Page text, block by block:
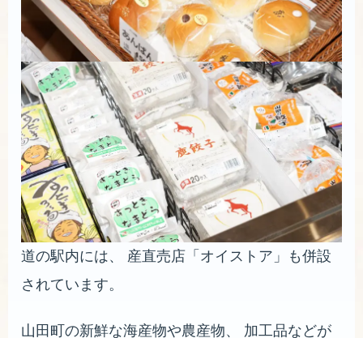
道の駅内には、 産直売店「オイストア」も併設
されています。
山田町の新鮮な海産物や農産物、 加工品などが